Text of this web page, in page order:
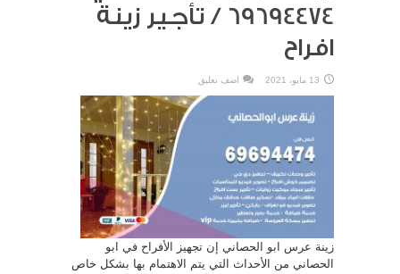
69694474 / تأجير زينة
افراح
13 مايو، 2021 اضف تعليق
زينة عرس ابو الحصاني إن تجهيز الأفراح في ابو
الحصاني من الأحداث التي يتم الاهتمام بها بشكل خاص